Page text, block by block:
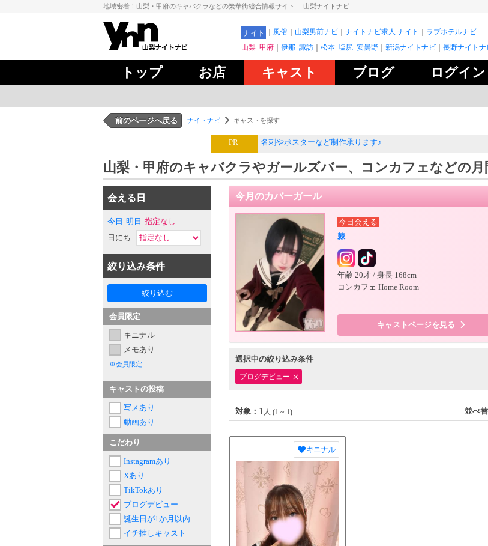
地域密着！山梨・甲府のキャバクラなどの繁華街総合情報サイト ｜山梨ナイトナビ
ナイト 風俗 山梨男前ナビ ナイトナビ求人 ナイト
ラブホテルナビ
山梨･甲府
伊那･諏訪 松本･塩尻･安曇野 新潟ナイトナビ 長野ナイトナ
トップ お店 キャスト ブログ ログイン
前のページへ戻る ナイトナビ キャストを探す
PR 名刺やポスターなど制作承ります♪
山梨・甲府のキャバクラやガールズバー、コンカフェなどの
今月のカバーガール
今日会える
棘
年齢 20才 / 身長 168cm
コンカフェ Home Room
キャストページを見る
選択中の絞り込み条件
ブログデビュー
対象： 1 人 (1 ~ 1) 並べ替
キニナル
会える日
今日 明日 指定なし
日にち
絞り込み条件
絞り込む
会員限定
キニナル
メモあり
※会員限定
キャストの投稿
写メあり
動画あり
こだわり
Instagramあり
Xあり
TikTokあり
ブログデビュー
誕生日が1か月以内
イチ推しキャスト